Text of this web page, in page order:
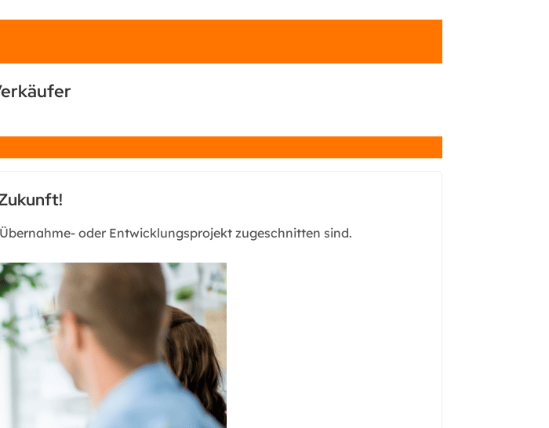
oder Entwicklungsprojekt zugeschnitten sind.